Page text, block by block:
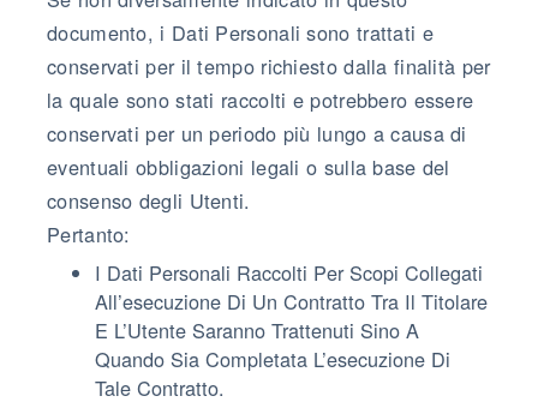
documento, i Dati Personali sono trattati e
conservati per il tempo richiesto dalla finalità per
la quale sono stati raccolti e potrebbero essere
conservati per un periodo più lungo a causa di
eventuali obbligazioni legali o sulla base del
consenso degli Utenti.
Pertanto:
I Dati Personali Raccolti Per Scopi Collegati
All’esecuzione Di Un Contratto Tra Il Titolare
E L’Utente Saranno Trattenuti Sino A
Quando Sia Completata L’esecuzione Di
Tale Contratto.